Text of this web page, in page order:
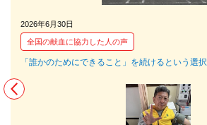
2026年6月30日
全国の献血に協力した人の声
「誰かのためにできること」を続けるという選択